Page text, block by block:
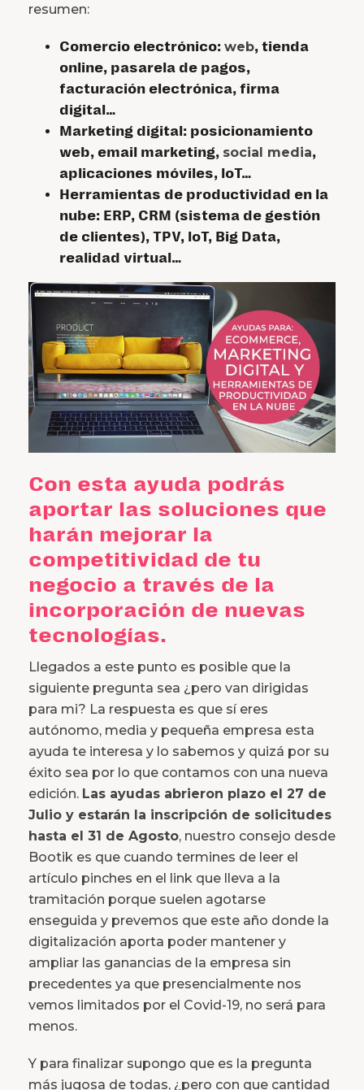
resumen:
Comercio electrónico: web, tienda
online, pasarela de pagos,
facturación electrónica, firma
digital…
Marketing digital: posicionamiento
web, email marketing, social media,
aplicaciones móviles, loT…
Herramientas de productividad en la
nube: ERP, CRM (sistema de gestión
de clientes), TPV, loT, Big Data,
realidad virtual…
Con esta ayuda podrás
aportar las soluciones que
harán mejorar la
competitividad de tu
negocio a través de la
incorporación de nuevas
tecnologías.
Llegados a este punto es posible que la
siguiente pregunta sea ¿pero van dirigidas
para mi? La respuesta es que sí eres
autónomo, media y pequeña empresa esta
ayuda te interesa y lo sabemos y quizá por su
éxito sea por lo que contamos con una nueva
edición. Las ayudas abrieron plazo el 27 de
Julio y estarán la inscripción de solicitudes
hasta el 31 de Agosto, nuestro consejo desde
Bootik es que cuando termines de leer el
artículo pinches en el link que lleva a la
tramitación porque suelen agotarse
enseguida y prevemos que este año donde la
digitalización aporta poder mantener y
ampliar las ganancias de la empresa sin
precedentes ya que presencialmente nos
vemos limitados por el Covid-19, no será para
menos.
Y para finalizar supongo que es la pregunta
más jugosa de todas, ¿pero con que cantidad